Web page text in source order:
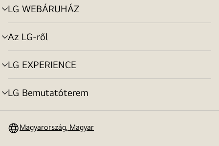
LG WEBÁRUHÁZ
menu
toggle
Az LG-ről
menu
toggle
LG EXPERIENCE
menu
toggle
LG Bemutatóterem
menu
Magyarország, Magyar